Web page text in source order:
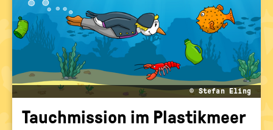
Bildung
WISSENSSPIELE
MEHR SPASS
© Stefan Eling
Tauch­mis­si­on im Plas­tik­meer